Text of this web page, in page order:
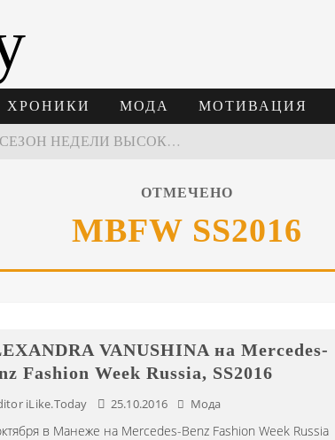
ХРОНИКИ МОДА МОТИВАЦИЯ
В МОСКВЕ СОСТОЯЛСЯ ПЯТЫЙ СЕЗОН НЕДЕЛИ ВЫСОКОЙ МОДЫ РОССИИ
ОТМЕЧЕНО
MBFW SS2016
VANUSHINA на Mercedes-
Fashion Week Russia, SS2016
iLike.Today 25.10.2016 Мода
в Манеже на Mercedes-Benz Fashion Week Russia